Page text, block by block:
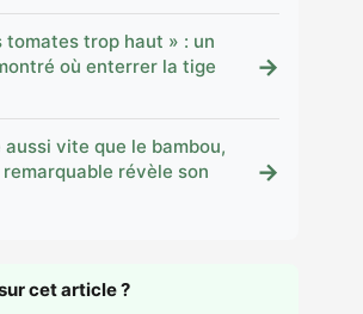
tomates trop haut » : un
où enterrer la tige
→
vite que le bambou,
révèle son
→
cet article ?